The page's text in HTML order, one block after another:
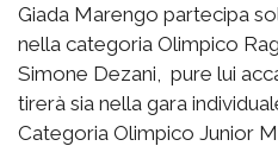
Giada Marengo partecipa
nella categoria Olimpico
Simone Dezani, pure lui
tirerà sia nella gara
Categoria Olimpico Junior